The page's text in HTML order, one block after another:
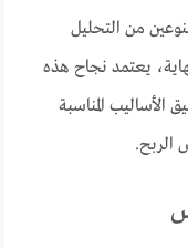
من التحليل
يعتمد نجاح هذه
الأساليب المناسبة
الربح.